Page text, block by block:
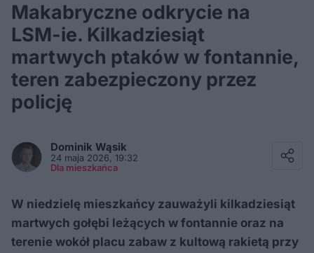
Makabryczne odkrycie na
LSM-ie. Kilkadziesiąt
martwych ptaków w fontannie,
teren zabezpieczony przez
policję
Dominik Wąsik
24 maja 2026, 19:32
Dla mieszkańca
W niedzielę mieszkańcy zauważyli kilkadziesiąt
martwych gołębi leżących w fontannie oraz na
terenie wokół placu zabaw z kultową rakietą przy